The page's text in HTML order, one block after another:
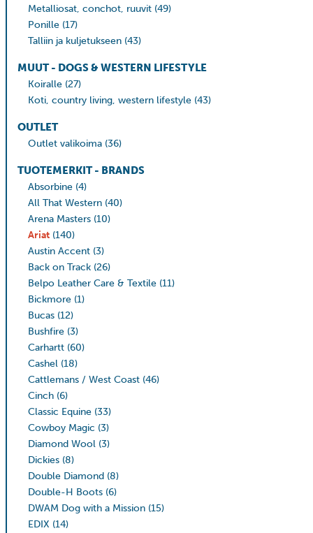
Metalliosat, conchot, ruuvit (49)
Ponille (17)
Talliin ja kuljetukseen (43)
MUUT - DOGS & WESTERN LIFESTYLE
Koiralle (27)
Koti, country living, western lifestyle (43)
OUTLET
Outlet valikoima (36)
TUOTEMERKIT - BRANDS
Absorbine (4)
All That Western (40)
Arena Masters (10)
Ariat (140)
Austin Accent (3)
Back on Track (26)
Belpo Leather Care & Textile (11)
Bickmore (1)
Bucas (12)
Bushfire (3)
Carhartt (60)
Cashel (18)
Cattlemans / West Coast (46)
Cinch (6)
Classic Equine (33)
Cowboy Magic (3)
Diamond Wool (3)
Dickies (8)
Double Diamond (8)
Double-H Boots (6)
DWAM Dog with a Mission (15)
EDIX (14)